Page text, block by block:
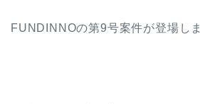
FUNDINNOの第9号案件が登場し